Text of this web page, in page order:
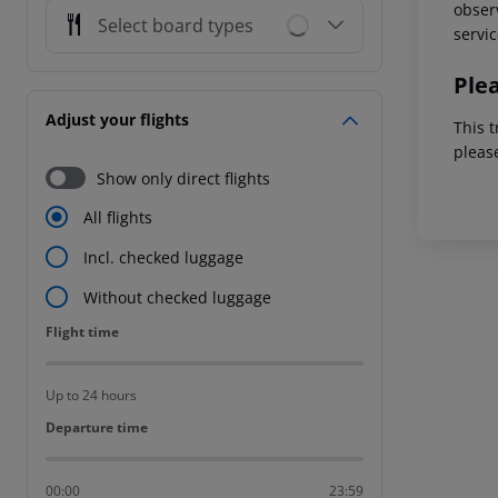
Select board types
Adjust your flights
Show only direct flights
All flights
Incl. checked luggage
Without checked luggage
Flight time
Flight time
Up to 24 hours
Departure time
Departure time
00:00 23:59
This